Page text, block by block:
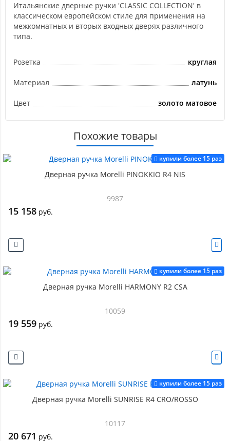
Итальянские дверные ручки 'CLASSIC COLLECTION' в
классическом европейском стиле для применения на
межкомнатных и вторых входных дверях различного
типа.
Розетка круглая
Материал латунь
Цвет золото матовое
Похожие товары
купили более 15 раз
Дверная ручка Morelli PINOKKIO R4 NIS
9987
15 158 руб.
купили более 15 раз
Дверная ручка Morelli HARMONY R2 CSA
10059
19 559 руб.
купили более 15 раз
Дверная ручка Morelli SUNRISE R4 CRO/ROSSO
10117
20 671 руб.